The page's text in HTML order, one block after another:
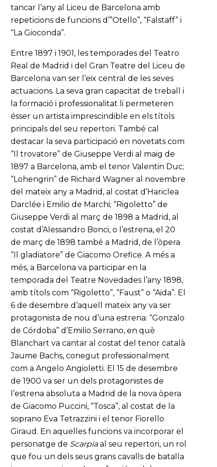
tancar l’any al Liceu de Barcelona amb
repeticions de funcions d’”Otello”, “Falstaff” i
“La Gioconda”.
Entre 1897 i 1901, les temporades del Teatro
Real de Madrid i del Gran Teatre del Liceu de
Barcelona van ser l’eix central de les seves
actuacions. La seva gran capacitat de treball i
la formació i professionalitat li permeteren
ésser un artista imprescindible en els títols
principals del seu repertori. També cal
destacar la seva participació en novetats com
“Il trovatore” de Giuseppe Verdi al maig de
1897 a Barcelona, amb el tenor Valentin Duc;
“Lohengrin” de Richard Wagner al novembre
del mateix any a Madrid, al costat d’Hariclea
Darclée i Emilio de Marchi; “Rigoletto” de
Giuseppe Verdi al març de 1898 a Madrid, al
costat d’Alessandro Bonci, o l’estrena, el 20
de març de 1898 també a Madrid, de l’òpera
“Il gladiatore” de Giacomo Orefice. A més a
més, a Barcelona va participar en la
temporada del Teatre Novedades l’any 1898,
amb títols com “Rigoletto”, “Faust” o “Aida”. El
6 de desembre d’aquell mateix any va ser
protagonista de nou d’una estrena: “Gonzalo
de Córdoba” d’Emilio Serrano, en què
Blanchart va cantar al costat del tenor català
Jaume Bachs, conegut professionalment
com a Angelo Angioletti. El 15 de desembre
de 1900 va ser un dels protagonistes de
l’estrena absoluta a Madrid de la nova òpera
de Giacomo Puccini, “Tosca”, al costat de la
soprano Eva Tetrazzini i el tenor Fiorello
Giraud. En aquelles funcions va incorporar el
personatge de Scarpiaal seu repertori, un rol
que fou un dels seus grans cavalls de batalla